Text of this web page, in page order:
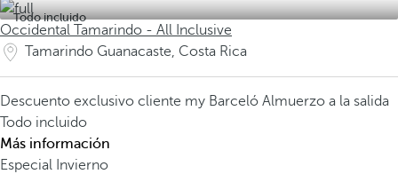
Todo incluido
Occidental Tamarindo - All Inclusive
Tamarindo Guanacaste, Costa Rica
Descuento exclusivo cliente my Barceló Almuerzo a la salida
Todo incluido
Más información
Especial Invierno